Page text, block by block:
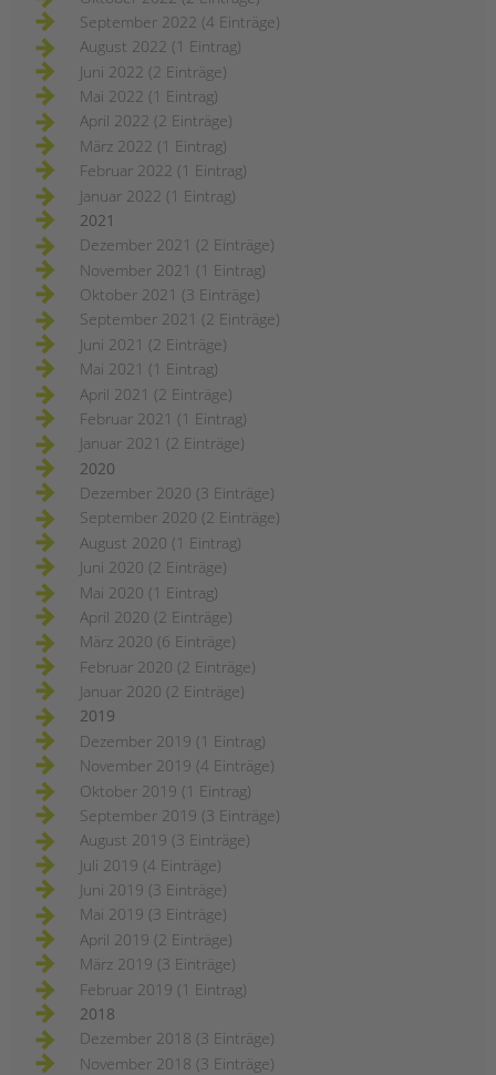
September 2022 (4 Einträge)
August 2022 (1 Eintrag)
Juni 2022 (2 Einträge)
Mai 2022 (1 Eintrag)
April 2022 (2 Einträge)
März 2022 (1 Eintrag)
Februar 2022 (1 Eintrag)
Januar 2022 (1 Eintrag)
2021
Dezember 2021 (2 Einträge)
November 2021 (1 Eintrag)
Oktober 2021 (3 Einträge)
September 2021 (2 Einträge)
Juni 2021 (2 Einträge)
Mai 2021 (1 Eintrag)
April 2021 (2 Einträge)
Februar 2021 (1 Eintrag)
Januar 2021 (2 Einträge)
2020
Dezember 2020 (3 Einträge)
September 2020 (2 Einträge)
August 2020 (1 Eintrag)
Juni 2020 (2 Einträge)
Mai 2020 (1 Eintrag)
April 2020 (2 Einträge)
März 2020 (6 Einträge)
Februar 2020 (2 Einträge)
Januar 2020 (2 Einträge)
2019
Dezember 2019 (1 Eintrag)
November 2019 (4 Einträge)
Oktober 2019 (1 Eintrag)
September 2019 (3 Einträge)
August 2019 (3 Einträge)
Juli 2019 (4 Einträge)
Juni 2019 (3 Einträge)
Mai 2019 (3 Einträge)
April 2019 (2 Einträge)
März 2019 (3 Einträge)
Februar 2019 (1 Eintrag)
2018
Dezember 2018 (3 Einträge)
November 2018 (3 Einträge)